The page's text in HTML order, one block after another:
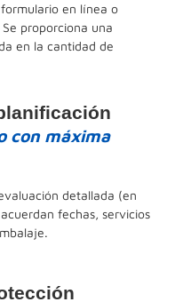
en línea o
proporciona una
en la cantidad de
con máxima
detallada (en
fechas, servicios